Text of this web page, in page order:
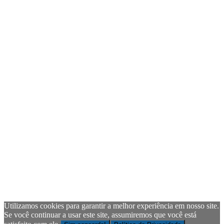
Utilizamos cookies para garantir a melhor experiência em nosso site.
Se você continuar a usar este site, assumiremos que você está